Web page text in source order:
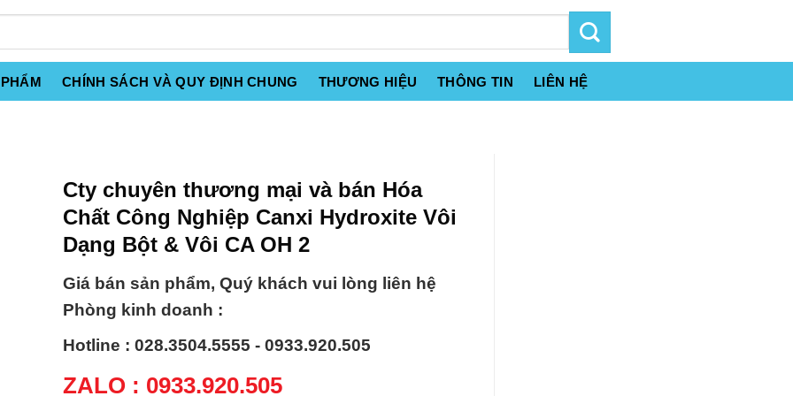
CHÍNH SÁCH VÀ QUY ĐỊNH CHUNG THƯƠNG HIỆU THÔNG TIN LIÊN HỆ
Cty chuyên thương mại và bán Hóa
Chất Công Nghiệp Canxi Hydroxite Vôi
Dạng Bột & Vôi CA OH 2
Giá bán sản phẩm, Quý khách vui lòng liên hệ
Phòng kinh doanh :
Hotline : 028.3504.5555 - 0933.920.505
ZALO : 0933.920.505